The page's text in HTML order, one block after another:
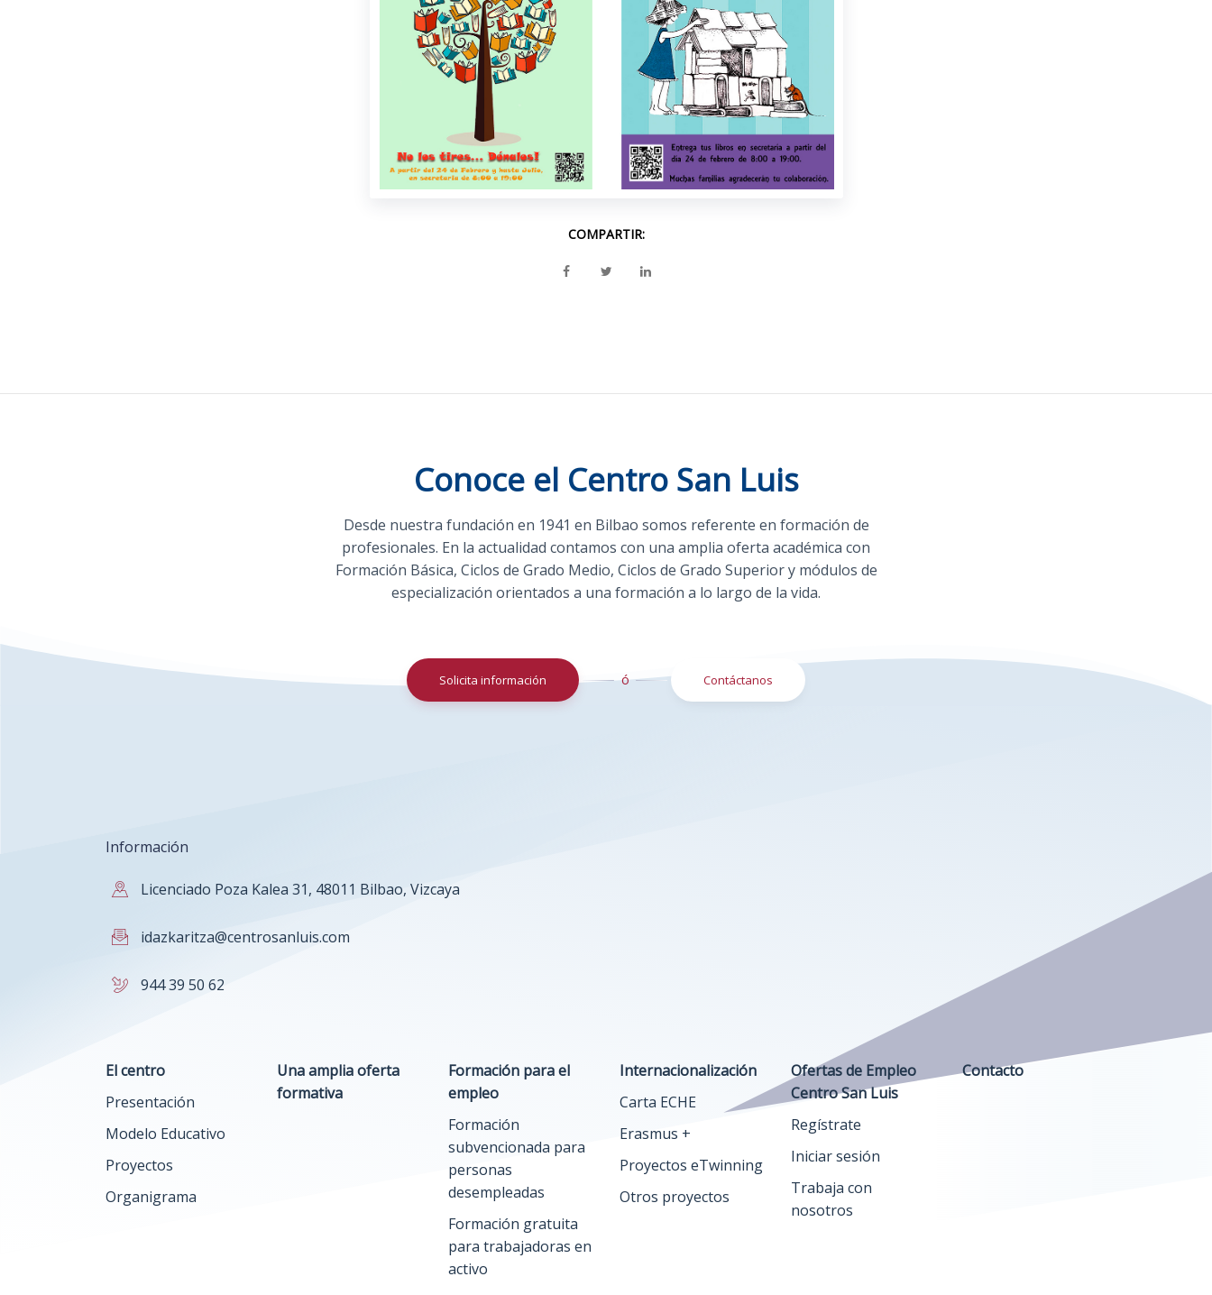
COMPARTIR:
Conoce el Centro San Luis
Desde nuestra fundación en 1941 en Bilbao somos referente en formación de
profesionales. En la actualidad contamos con una amplia oferta académica con
Formación Básica, Ciclos de Grado Medio, Ciclos de Grado Superior y módulos de
especialización orientados a una formación a lo largo de la vida.
Solicita información ó Contáctanos
Información
Licenciado Poza Kalea 31, 48011 Bilbao, Vizcaya
idazkaritza@centrosanluis.com
944 39 50 62
El centro
Presentación
Modelo Educativo
Proyectos
Organigrama
Una amplia oferta
formativa
Formación para el
empleo
Formación
subvencionada para
personas
desempleadas
Formación gratuita
para trabajadoras en
activo
Internacionalización
Carta ECHE
Erasmus +
Proyectos eTwinning
Otros proyectos
Ofertas de Empleo
Centro San Luis
Regístrate
Iniciar sesión
Trabaja con
nosotros
Contacto